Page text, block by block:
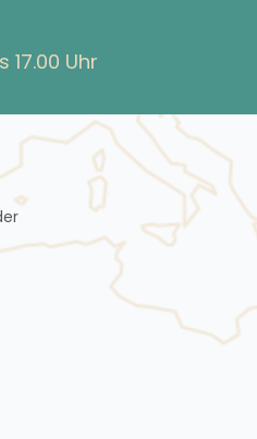
17.00 Uhr